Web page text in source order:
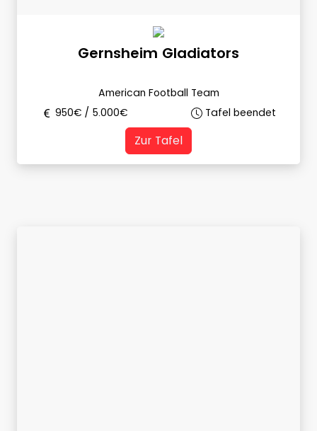
Gernsheim Gladiators
American Football Team
950€ / 5.000€ Tafel beendet
Zur Tafel